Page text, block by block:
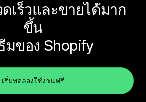
ดเร็วและขายได้มาก
ขึ้น
มของ Shopify
เริ่มทดลองใช้งานฟรี